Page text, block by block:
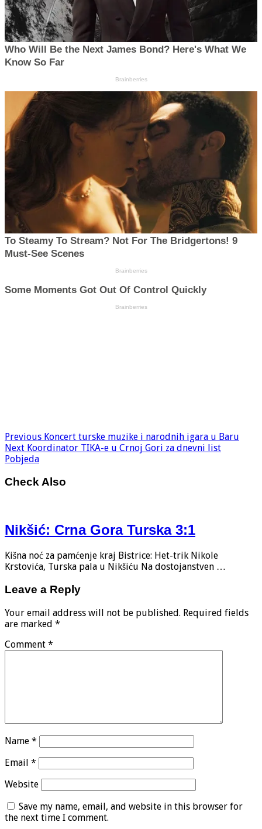
Previous Koncert turske muzike i narodnih igara u Baru
Next Koordinator TIKA-e u Crnoj Gori za dnevni list
Pobjeda
Check Also
Nikšić: Crna Gora Turska 3:1
Kišna noć za pamćenje kraj Bistrice: Het-trik Nikole
Krstovića, Turska pala u Nikšiću Na dostojanstven …
Leave a Reply
Your email address will not be published. Required fields
are marked *
Comment *
Name *
Email *
Website
Save my name, email, and website in this browser for
the next time I comment.